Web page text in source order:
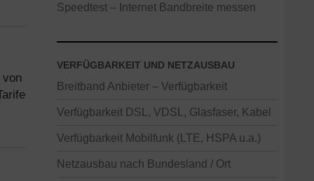
Speedtest – Internet Bandbreite messen
VERFÜGBARKEIT UND NETZAUSBAU
Breitband Anbieter – Verfügbarkeit
Verfügbarkeit DSL, VDSL, Glasfaser, Kabel
Verfügbarkeit Mobilfunk (LTE, HSPA u.a.)
Netzausbau nach Bundesland / Ort